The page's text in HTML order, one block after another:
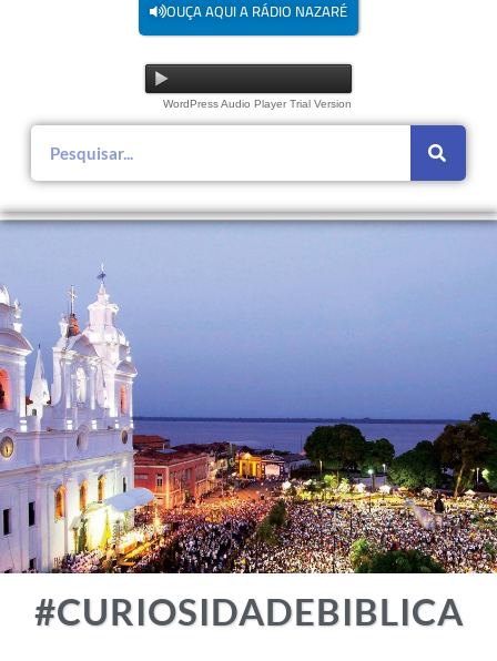
OUÇA AQUI A RÁDIO NAZARÉ
WordPress Audio Player Trial Version
#CURIOSIDADEBIBLICA